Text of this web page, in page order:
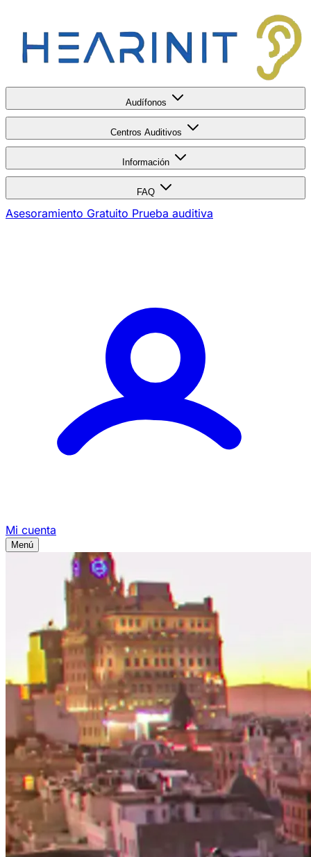
Audífonos
Centros Auditivos
Información
FAQ
Asesoramiento Gratuito Prueba auditiva
Mi cuenta
Menú